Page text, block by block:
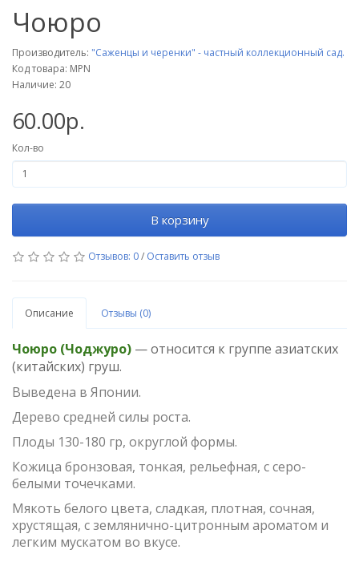
Чоюро
Производитель: "Саженцы и черенки" - частный коллекционный сад.
Код товара: MPN
Наличие: 20
60.00р.
Кол-во
В корзину
Отзывов: 0/ Оставить отзыв
Описание Отзывы (0)
Чоюро (Чоджуро) — относится к группе азиатских
(китайских) груш.
Выведена в Японии.
Дерево средней силы роста.
Плоды 130-180 гр, округлой формы.
Кожица бронзовая, тонкая, рельефная, с серо-
белыми точечками.
Мякоть белого цвета, сладкая, плотная, сочная,
хрустящая, с землянично-цитронным ароматом и
легким мускатом во вкусе.